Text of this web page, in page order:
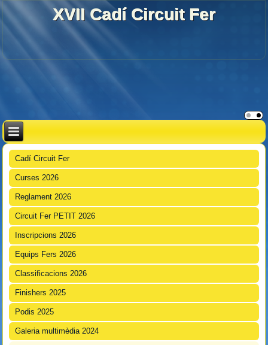
XVII Cadí Circuit Fer
Cadí Circuit Fer
Curses 2026
Reglament 2026
Circuit Fer PETIT 2026
Inscripcions 2026
Equips Fers 2026
Classificacions 2026
Finishers 2025
Podis 2025
Galeria multimèdia 2024